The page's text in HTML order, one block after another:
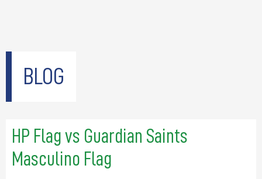
BLOG
HP Flag vs Guardian Saints
Masculino Flag